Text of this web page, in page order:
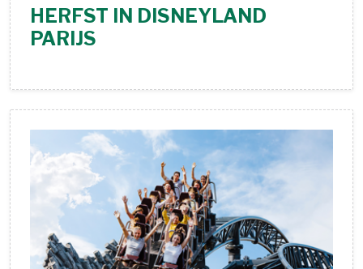
HERFST IN DISNEYLAND
PARIJS